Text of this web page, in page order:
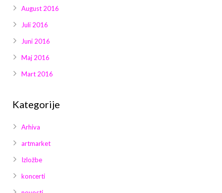
August 2016
Juli 2016
Juni 2016
Maj 2016
Mart 2016
Kategorije
Arhiva
artmarket
Izložbe
koncerti